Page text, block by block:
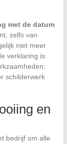
met de datum
zelfs van
niet meer
verklaring is
schilderwerk
en
bedrijf om alle